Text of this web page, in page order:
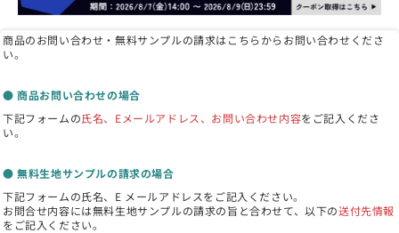
商品のお問い合わせ・無料サンプルの請求はこちらからお問い合わせくださ
い。
● 商品お問い合わせの場合
下記フォームの氏名、Eメールアドレス、お問い合わせ内容をご記入くださ
い。
● 無料生地サンプルの請求の場合
下記フォームの氏名、E メールアドレスをご記入ください。
お問合せ内容には無料生地サンプルの請求の旨と合わせて、以下の送付先情報
をご記入ください。